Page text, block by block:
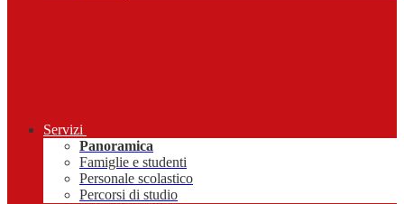
Servizi
Panoramica
Famiglie e studenti
Personale scolastico
Percorsi di studio